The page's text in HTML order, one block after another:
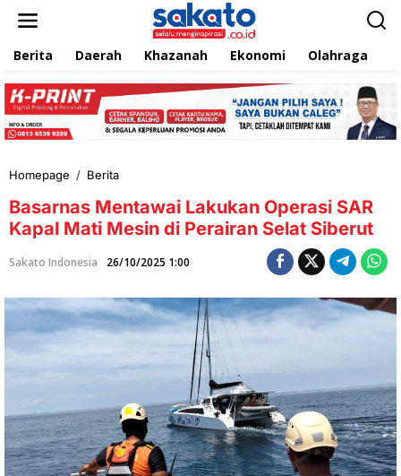
e
k
Berita Daerah Khazanah Ekonomi Olahraga
Homepage / Berita
s
a
r
n
M
e
n
a
i
L
a
k
Basarnas Mentawai Lakukan Operasi SAR
Kapal Mati Mesin di Perairan Selat Siberut
Sakato Indonesia 26/10/2025 1:00